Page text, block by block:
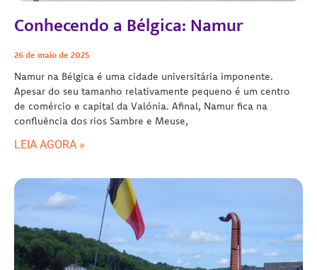
Conhecendo a Bélgica: Namur
26 de maio de 2025
Namur na Bélgica é uma cidade universitária imponente.
Apesar do seu tamanho relativamente pequeno é um centro
de comércio e capital da Valónia. Afinal, Namur fica na
confluência dos rios Sambre e Meuse,
LEIA AGORA »